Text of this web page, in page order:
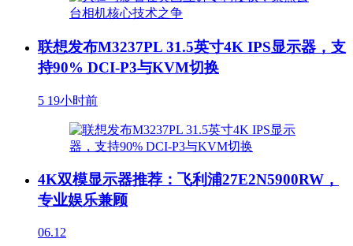
联想发布M3237PL 31.5英寸4K IPS显示器，支
持90% DCI-P3与KVM切换
5 19小时前
4K双模显示器推荐：飞利浦27E2N5900RW，
专业娱乐兼顾
06.12